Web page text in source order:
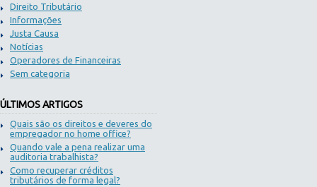
Direito Tributário
Informações
Justa Causa
Notícias
Operadores de Financeiras
Sem categoria
ÚLTIMOS ARTIGOS
Quais são os direitos e deveres do
empregador no home office?
Quando vale a pena realizar uma
auditoria trabalhista?
Como recuperar créditos
tributários de forma legal?